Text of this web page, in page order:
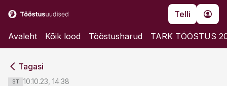
Telli
Avaleht Kõik lood Tööstusharud TARK TÖÖSTUS
Tagasi
ST 10.10.23, 14:38